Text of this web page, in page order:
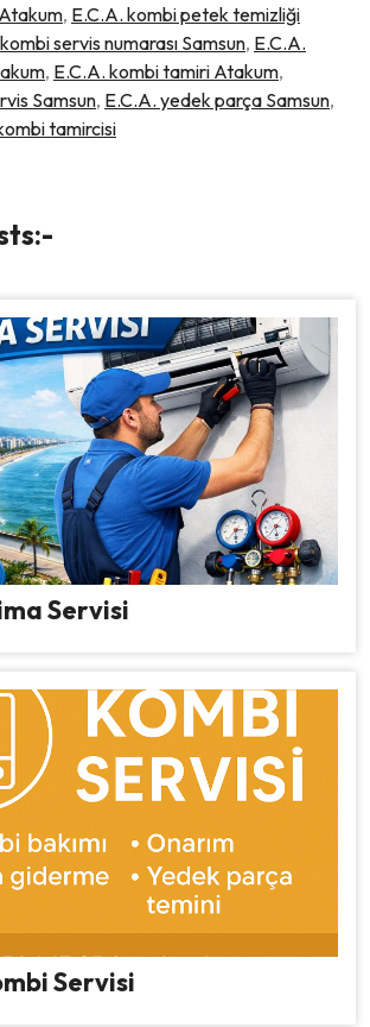
Atakum, E.C.A. kombi petek temizliği
servis numarası Samsun, E.C.A.
, E.C.A. kombi tamiri Atakum,
Samsun, E.C.A. yedek parça Samsun,
tamircisi
Servisi
Servisi